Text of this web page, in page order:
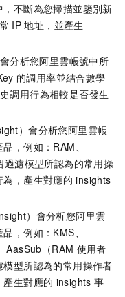
不斷為您掃描並鑒別新
IP 地址，並產生
分析您阿里雲帳號中所
的調用率並結合數學
調用行為相較是否發生
）會分析您阿里雲帳
，例如：RAM、
濾模型所認為的常用操
，產生對應的 insights
）會分析您阿里雲
，例如：KMS、
AasSub（RAM 使用者
型所認為的常用操作者
生對應的 insights 事